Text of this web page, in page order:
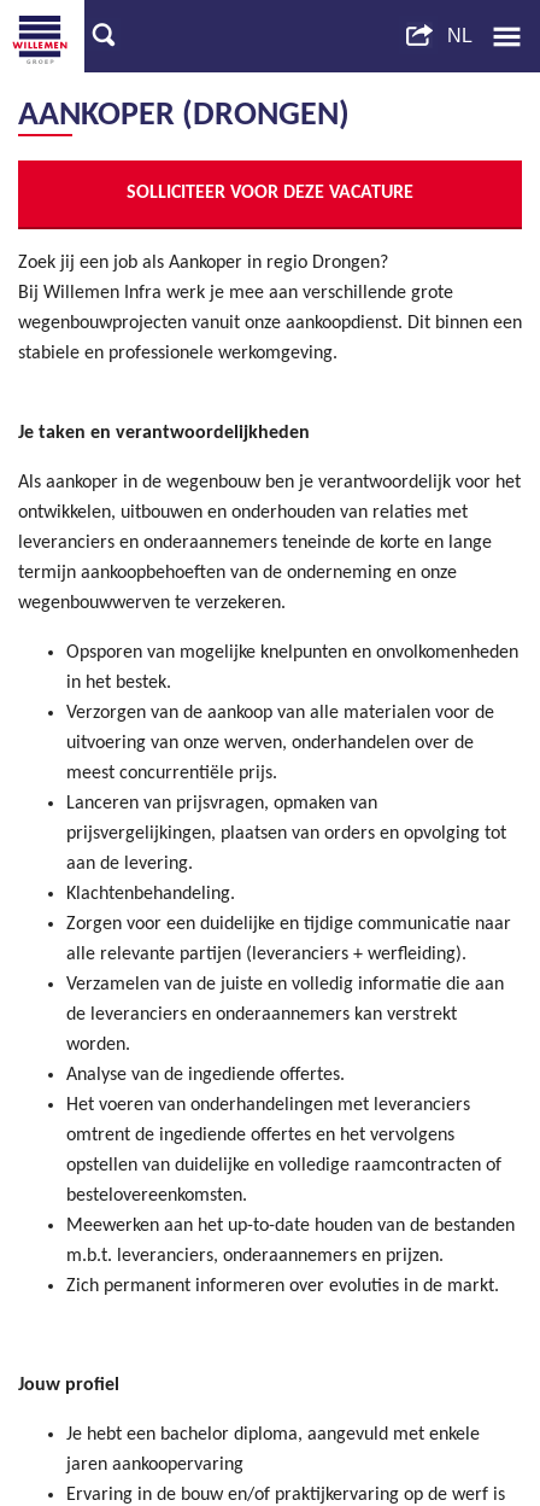
AANKOPER (DRONGEN)
SOLLICITEER VOOR DEZE VACATURE
Zoek jij een job als Aankoper in regio Drongen?
Bij Willemen Infra werk je mee aan verschillende grote
wegenbouwprojecten vanuit onze aankoopdienst. Dit binnen een
stabiele en professionele werkomgeving.
Je taken en verantwoordelijkheden
Als aankoper in de wegenbouw ben je verantwoordelijk voor het
ontwikkelen, uitbouwen en onderhouden van relaties met
leveranciers en onderaannemers teneinde de korte en lange
termijn aankoopbehoeften van de onderneming en onze
wegenbouwwerven te verzekeren.
Opsporen van mogelijke knelpunten en onvolkomenheden
in het bestek.
Verzorgen van de aankoop van alle materialen voor de
uitvoering van onze werven, onderhandelen over de
meest concurrentiële prijs.
Lanceren van prijsvragen, opmaken van
prijsvergelijkingen, plaatsen van orders en opvolging tot
aan de levering.
Klachtenbehandeling.
Zorgen voor een duidelijke en tijdige communicatie naar
alle relevante partijen (leveranciers + werfleiding).
Verzamelen van de juiste en volledig informatie die aan
de leveranciers en onderaannemers kan verstrekt
worden.
Analyse van de ingediende offertes.
Het voeren van onderhandelingen met leveranciers
omtrent de ingediende offertes en het vervolgens
opstellen van duidelijke en volledige raamcontracten of
bestelovereenkomsten.
Meewerken aan het up-to-date houden van de bestanden
m.b.t. leveranciers, onderaannemers en prijzen.
Zich permanent informeren over evoluties in de markt.
Jouw profiel
Je hebt een bachelor diploma, aangevuld met enkele
jaren aankoopervaring
Ervaring in de bouw en/of praktijkervaring op de werf is